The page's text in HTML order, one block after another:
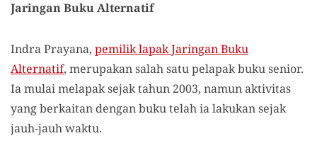
Jaringan Buku Alternatif
Indra Prayana, pemilik lapak Jaringan Buku
Alternatif, merupakan salah satu pelapak buku senior.
Ia mulai melapak sejak tahun 2003, namun aktivitas
yang berkaitan dengan buku telah ia lakukan sejak
jauh-jauh waktu.